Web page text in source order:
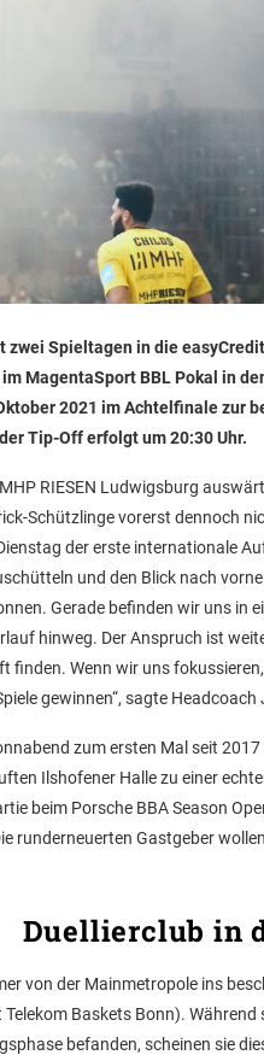
Spieltagen in die
MagentaSport BBL Pokal in
2021 im Achtelfinale zur
Tip-Off erfolgt um 20:30 Uhr.
RIESEN Ludwigsburg
Schützlinge vorerst dennoch
der erste internationale
und den Blick nach
Gerade befinden wir uns in
hinweg. Der Anspruch ist
Wenn wir uns
gewinnen“, sagte
zum ersten Mal seit
Ilshofener Halle zu einer
beim Porsche BBA Season
runderneuerten Gastgeber
Duellierclub in
von der Mainmetropole ins
Baskets Bonn).
befanden, scheinen sie